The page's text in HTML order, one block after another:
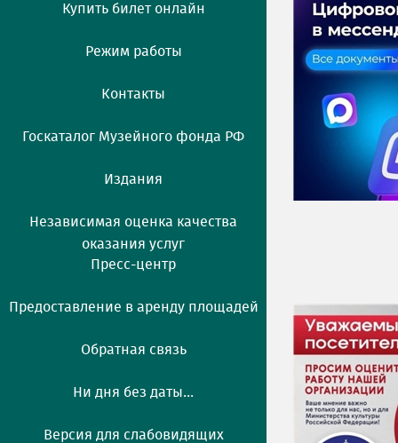
Купить билет онлайн
Режим работы
Контакты
Госкаталог Музейного фонда РФ
Издания
Независимая оценка качества
оказания услуг
Пресс-центр
Предоставление в аренду площадей
Обратная связь
Ни дня без даты...
Версия для слабовидящих